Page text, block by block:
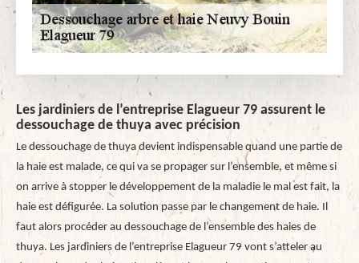
Les jardiniers de l’entreprise Elagueur 79 assurent le
dessouchage de thuya avec précision
Le dessouchage de thuya devient indispensable quand une partie de
la haie est malade, ce qui va se propager sur l’ensemble, et même si
on arrive à stopper le développement de la maladie le mal est fait, la
haie est défigurée. La solution passe par le changement de haie. Il
faut alors procéder au dessouchage de l’ensemble des haies de
thuya. Les jardiniers de l’entreprise Elagueur 79 vont s’atteler au